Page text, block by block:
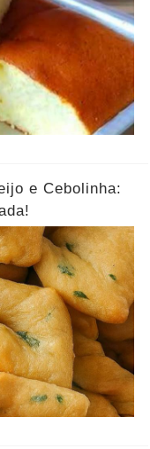
e Cebolinha: